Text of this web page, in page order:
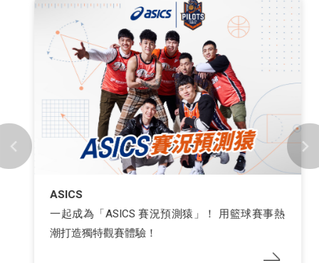
ASICS
一起成為「ASICS 賽況預測猿」！ 用籃球賽事熱
潮打造獨特觀賽體驗！